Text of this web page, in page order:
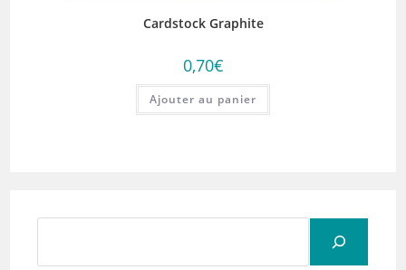
Cardstock Graphite
0,70€
Ajouter au panier